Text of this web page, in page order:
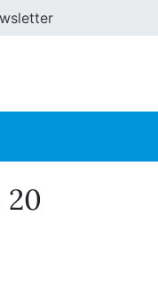
20